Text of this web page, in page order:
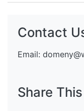
Contact
Email:
Share